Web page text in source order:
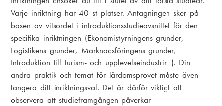
Varje inriktning har 40 st platser. Antagningen sker på
basen av vitsordet i introduktionsstudieavsnittet för den
specifika inriktningen (Ekonomistyrningens grunder,
Logistikens grunder, Marknadsföringens grunder,
Introduktion till turism- och upplevelseindustrin ). Din
andra praktik och temat för lärdomsprovet måste även
tangera ditt inriktningsval. Det är därför viktigt att
observera att studieframgången påverkar